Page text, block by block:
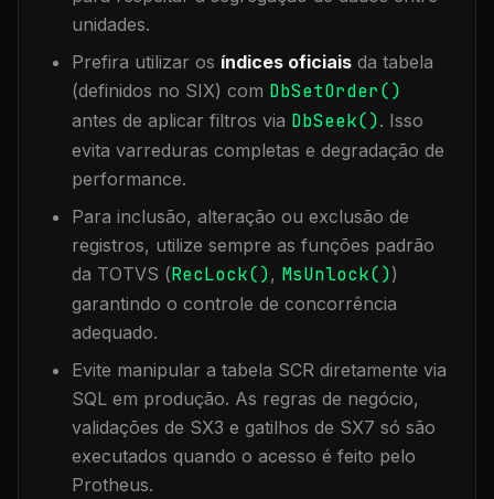
unidades.
Prefira utilizar os índices oficiais da tabela
(definidos no SIX) com DbSetOrder()
antes de aplicar filtros via DbSeek(). Isso
evita varreduras completas e degradação de
performance.
Para inclusão, alteração ou exclusão de
registros, utilize sempre as funções padrão
da TOTVS (RecLock(), MsUnlock())
garantindo o controle de concorrência
adequado.
Evite manipular a tabela SCR diretamente via
SQL em produção. As regras de negócio,
validações de SX3 e gatilhos de SX7 só são
executados quando o acesso é feito pelo
Protheus.